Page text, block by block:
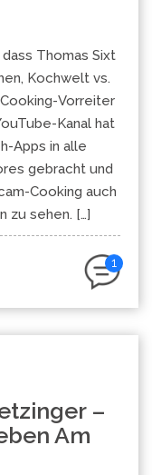
Thomas Sixt
Kochwelt vs.
Vorreiter
Kanal hat
Apps in alle
gebracht und
Cooking auch
zu sehen. […]
1
–
Am